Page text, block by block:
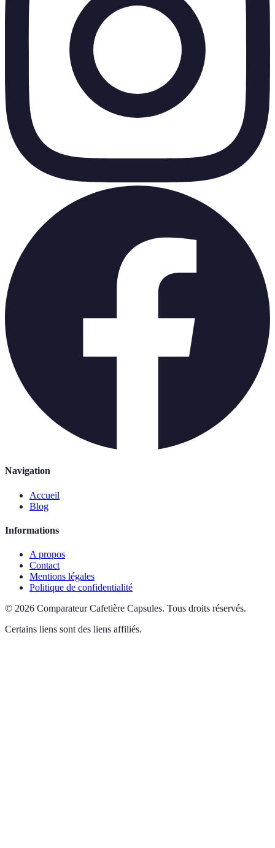
Navigation
Accueil
Blog
Informations
A propos
Contact
Mentions légales
Politique de confidentialité
© 2026 Comparateur Cafetière Capsules. Tous droits réservés.
Certains liens sont des liens affiliés.